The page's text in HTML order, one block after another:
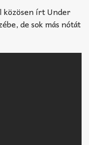
közösen írt Under
de sok más nótát